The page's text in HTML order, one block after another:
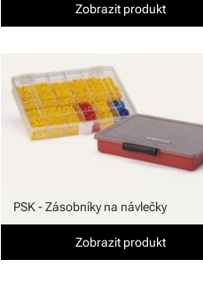
Zobrazit produkt
PSK - Zásobníky na návlečky
Zobrazit produkt